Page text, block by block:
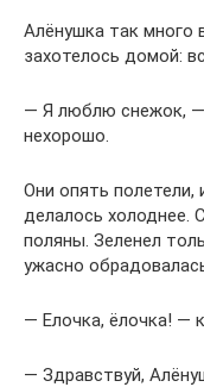
Алёнушка так много
захотелось домой:
— Я люблю снежок, —
нехорошо.
Они опять
делалось холоднее.
поляны. Зеленел
ужасно
— Елочка, ёлочка! —
— Здравствуй,